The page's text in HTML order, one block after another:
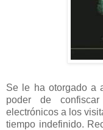
Se le ha otorgado a
poder de
electrónicos a los
tiempo indefinido.